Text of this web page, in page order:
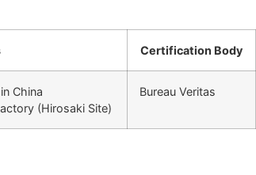
Certification Body
China
(Hirosaki Site)
Bureau Veritas